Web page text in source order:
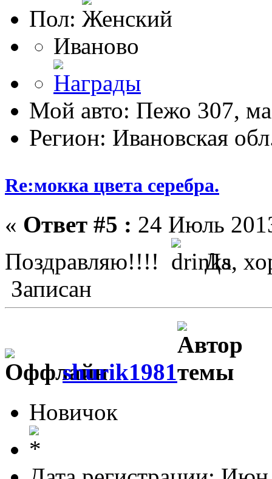
Пол:
Иваново
Мой авто: Пежо 307,
Регион: Ивановская
Re:мокка цвета серебра.
« Ответ #5 : 24 Июль
Поздравляю!!!!
Да,
Записан
shurik1981
Новичок